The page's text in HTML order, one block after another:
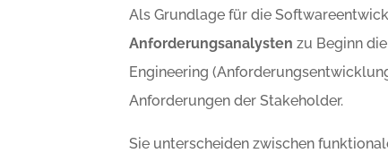
Als Grundlage für die
Anforderungsanalysten zu Beginn
Engineering
Anforderungen der Stakeholder.
Sie unterscheiden zwischen